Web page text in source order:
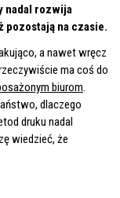
nadal rozwija
pozostają na czasie.
a nawet wręcz
ma coś do
biurom.
dlaczego
druku nadal
wiedzieć, że